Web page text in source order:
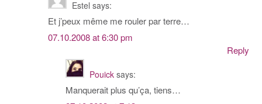
Estel says:
Et j’peux même me rouler par terre…
07.10.2008 at 6:30 pm
Reply
Pouick says:
Manquerait plus qu’ça, tiens…